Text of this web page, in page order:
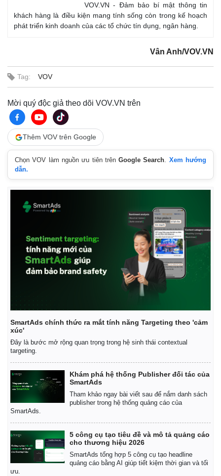
Kinh tế
Giá vàng
Tiêu dùng
Tỷ giá
Chứng khoán
Giá cà phê
VOV.VN - Đảm bảo bí mật thông tin
khách hàng là điều kiện mang tính sống còn trong kế hoạch
phát triển kinh doanh của các tổ chức tín dụng, ngân hàng.
Vân Anh/VOV.VN
Tag: VOV
Mời quý độc giả theo dõi VOV.VN trên
Thêm VOV trên Google
Chọn VOV làm nguồn ưu tiên trênGoogle Search. Xem hướng
dẫn.
SmartAds chính thức ra mắt tính năng Targeting theo 'cảm
xúc'
Đây là bước mở rộng quan trọng trong hệ sinh thái contextual
targeting.
Khám phá hệ thống Publisher đối tác của
SmartAds
Tham khảo ngay bài viết sau để nắm danh sách
publisher trong hệ thống quảng cáo của
SmartAds.
5 công cụ tạo tiêu đề và mô tả quảng cáo
cho thương hiệu 2026
SmartAds tổng hợp 5 công cụ tạo headline
quảng cáo bằng AI giúp tiết kiệm thời gian và tối
ưu.